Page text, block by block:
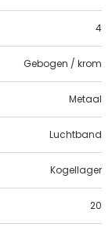
4
Gebogen / krom
Metaal
Luchtband
Kogellager
20